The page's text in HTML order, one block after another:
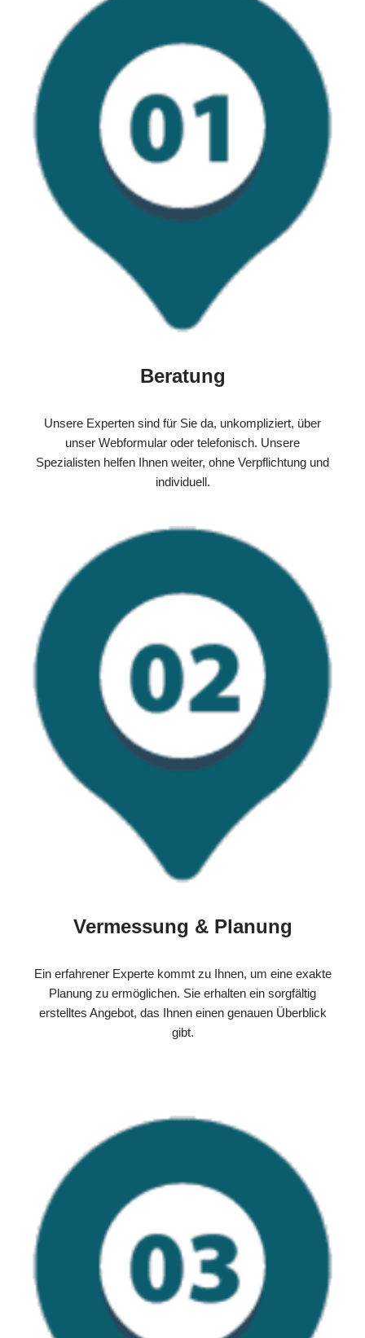
Beratung
Unsere Experten sind für Sie da, unkompliziert, über
unser Webformular oder telefonisch. Unsere
Spezialisten helfen Ihnen weiter, ohne Verpflichtung und
individuell.
Vermessung & Planung
Ein erfahrener Experte kommt zu Ihnen, um eine exakte
Planung zu ermöglichen. Sie erhalten ein sorgfältig
erstelltes Angebot, das Ihnen einen genauen Überblick
gibt.